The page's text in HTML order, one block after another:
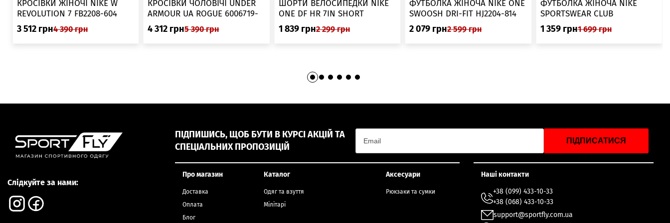
КРОСІВКИ ЖІНОЧІ NIKE W
REVOLUTION 7 FB2208-604
3 512 грн4 390 грн
КРОСІВКИ ЧОЛОВІЧІ UNDER
ARMOUR UA ROGUE 6006719-
025
4 312 грн5 390 грн
ШОРТИ ВЕЛОСИПЕДКИ NIKE
ONE DF HR 7IN SHORT
DV9022-010
1 839 грн2 299 грн
ФУТБОЛКА ЖІНОЧА NIKE ONE
SWOOSH DRI-FIT HJ2204-814
2 079 грн2 599 грн
ФУТБОЛКА ЖІНОЧА NIKE
SPORTSWEAR CLUB
ESSENTIALS DX7902-286
1 359 грн1 699 грн
Слідкуйте за нами:
ПІДПИШИСЬ, ЩОБ БУТИ В КУРСІ АКЦІЙ ТА
СПЕЦІАЛЬНИХ ПРОПОЗИЦІЙ
ПІДПИСАТИСЯ
Про магазин
Доставка
Оплата
Блог
Каталог
Одяг та взуття
Мілітарі
Аксесуари
Рюкзаки та сумки
Наші контакти
+38 (099) 433-10-33
+38 (068) 433-10-33
support@sportfly.com.ua